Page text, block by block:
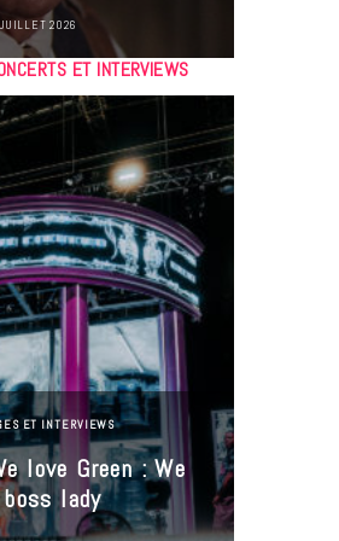
2026
ET INTERVIEWS
ET INTERVIEWS
love Green : We
lady